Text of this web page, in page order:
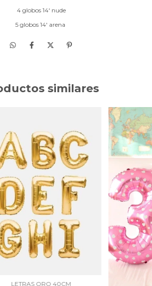
4 globos 14' nude
5 globos 14' arena
similares
LETRAS ORO 40CM